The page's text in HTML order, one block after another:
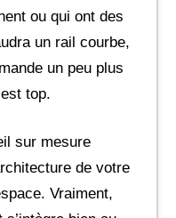
ou qui ont des
un rail courbe,
un peu plus
top.
sur mesure
de votre
Vraiment,